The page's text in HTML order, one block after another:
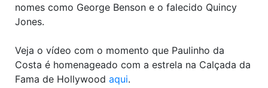
nomes como George Benson e o falecido Quincy
Jones.
Veja o vídeo com o momento que Paulinho da
Costa é homenageado com a estrela na Calçada da
Fama de Hollywood aqui.